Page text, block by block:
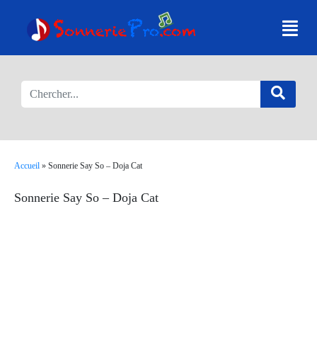
Accueil » Sonnerie Say So – Doja Cat
Sonnerie Say So – Doja Cat